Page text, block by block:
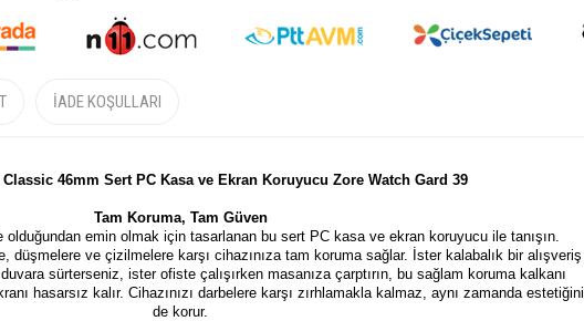
İADE KOŞULLARI
46mm Sert PC Kasa ve Ekran Koruyucu Zore Watch Gard 39
Tam Koruma, Tam Güven
olduğundan emin olmak için tasarlanan bu sert PC kasa ve ekran koruyucu ile tanışın.
düşmelere ve çizilmelere karşı cihazınıza tam koruma sağlar. İster kalabalık bir alışveriş
sürterseniz, ister ofiste çalışırken masanıza çarptırın, bu sağlam koruma kalkanı
hasarsız kalır. Cihazınızı darbelere karşı zırhlamakla kalmaz, aynı zamanda estetiğini
de korur.